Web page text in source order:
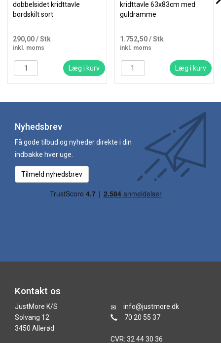
dobbelsidet kridttavle
bordskilt sort
290,00/ Stk
inkl. moms
Læg i kurv
kridttavle 63x83cm med
guldramme
1.752,50/ Stk
inkl. moms
Læg i kurv
Nyhedsbrev
Få gode tilbud og nyheder direkte i din
indbakke hver uge.
Tilmeld nyhedsbrev
Kontakt os
JustMore K/S
Solvang 12
3450 Allerød
info@justmore.dk
70 20 55 37
CVR: 32 44 30 36